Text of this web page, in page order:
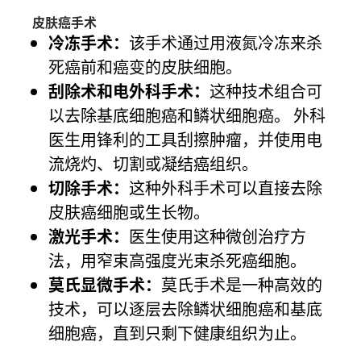
皮肤癌手术
冷冻手术： 该手术通过用液氮冷冻来杀
死癌前和癌变的皮肤细胞。
刮除术和电外科手术： 这种技术组合可
以去除基底细胞癌和鳞状细胞癌。 外科
医生用锋利的工具刮擦肿瘤，并使用电
流烧灼、切割或凝结癌组织。
切除手术： 这种外科手术可以直接去除
皮肤癌细胞或生长物。
激光手术： 医生使用这种微创治疗方
法，用窄束高强度光束杀死癌细胞。
莫氏显微手术： 莫氏手术是一种高效的
技术，可以逐层去除鳞状细胞癌和基底
细胞癌，直到只剩下健康组织为止。